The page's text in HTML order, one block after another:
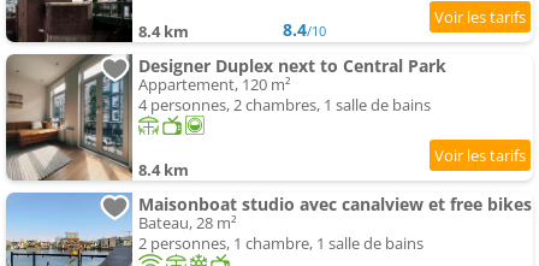
8.4 km 8.4/10
Designer Duplex next to Central Park
Appartement, 120 m²
4 personnes, 2 chambres, 1 salle de bains
8.4 km
Maisonboat studio avec canalview et free bikes
Bateau, 28 m²
2 personnes, 1 chambre, 1 salle de bains